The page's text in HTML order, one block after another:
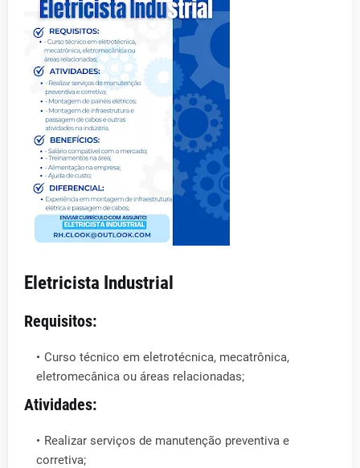
Eletricista Industrial
Requisitos:
Curso técnico em eletrotécnica, mecatrônica,
eletromecânica ou áreas relacionadas;
Atividades:
Realizar serviços de manutenção preventiva e
corretiva;